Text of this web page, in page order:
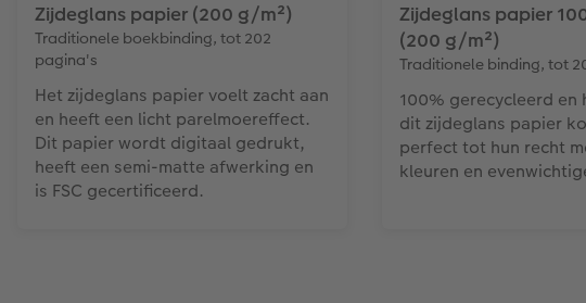
Zijdeglans papier (200 g/m²)
Traditionele boekbinding, tot 202
pagina's
Het zijdeglans papier voelt zacht aan
en heeft een licht parelmoereffect.
Dit papier wordt digitaal gedrukt,
heeft een semi-matte afwerking en
is FSC gecertificeerd.
Zijdeglans papier
(200 g/m²)
Traditionele binding, tot
100% gerecycleerd
dit zijdeglans papier
perfect tot hun recht
kleuren en